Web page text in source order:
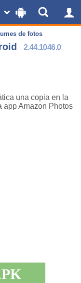
de fotos
2.44.1046.0
una copia en la
app Amazon Photos